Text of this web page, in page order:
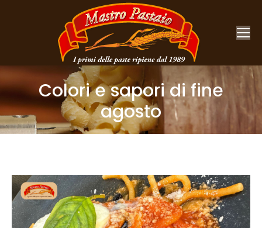
Colori e sapori di fine
agosto
You are here: